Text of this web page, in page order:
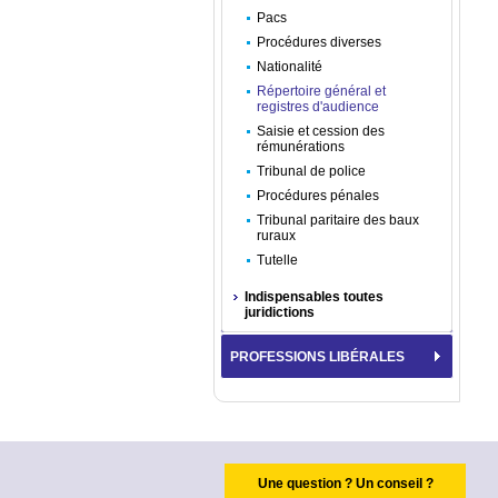
Pacs
Procédures diverses
Nationalité
Répertoire général et
registres d'audience
Saisie et cession des
rémunérations
Tribunal de police
Procédures pénales
Tribunal paritaire des baux
ruraux
Tutelle
Indispensables toutes
juridictions
PROFESSIONS LIBÉRALES
Une question ? Un conseil ?